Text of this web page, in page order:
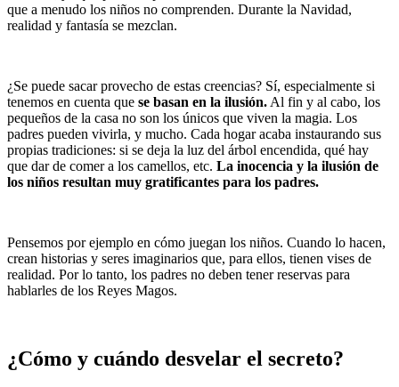
que a menudo los niños no comprenden. Durante la Navidad,
realidad y fantasía se mezclan.
¿Se puede sacar provecho de estas creencias? Sí, especialmente si
tenemos en cuenta que se basan en la ilusión. Al fin y al cabo, los
pequeños de la casa no son los únicos que viven la magia. Los
padres pueden vivirla, y mucho. Cada hogar acaba instaurando sus
propias tradiciones: si se deja la luz del árbol encendida, qué hay
que dar de comer a los camellos, etc. La inocencia y la ilusión de
los niños resultan muy gratificantes para los padres.
Pensemos por ejemplo en cómo juegan los niños. Cuando lo hacen,
crean historias y seres imaginarios que, para ellos, tienen vises de
realidad. Por lo tanto, los padres no deben tener reservas para
hablarles de los Reyes Magos.
¿Cómo y cuándo desvelar el secreto?